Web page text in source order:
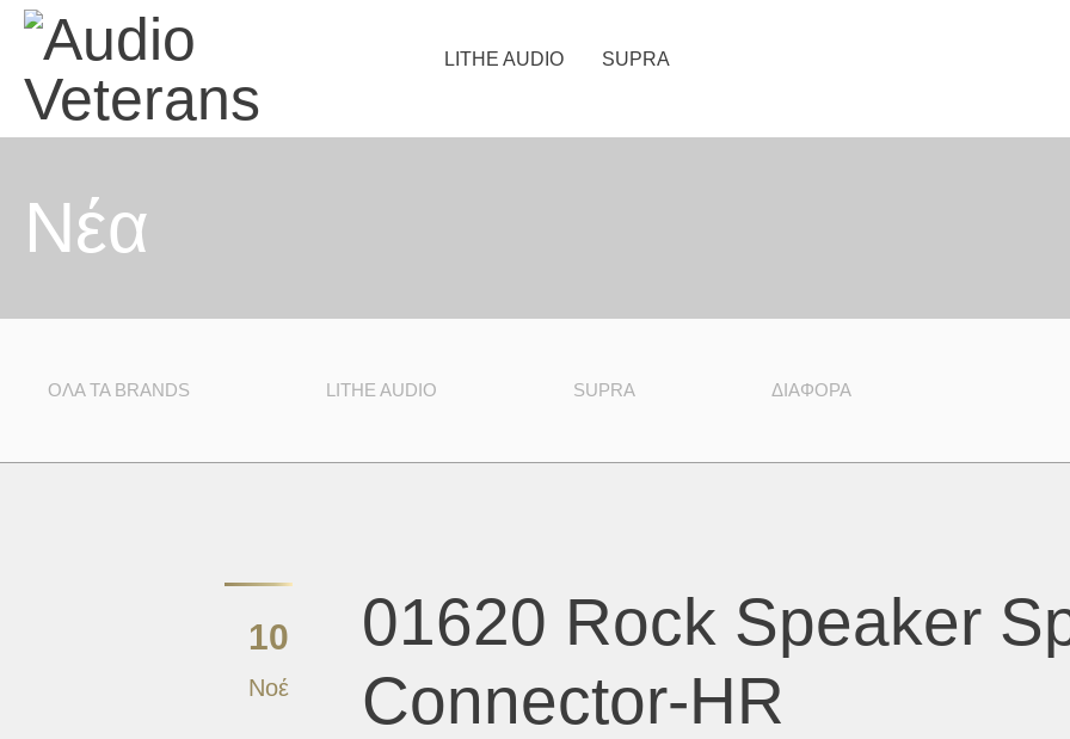
LITHE AUDIO SUPRA
Nέα
ΌΛΑ ΤΑ BRANDS LITHE AUDIO SUPRA ΔΙΆΦΟΡΑ
10
Νοέ
01620 Rock Speaker
Connector-HR